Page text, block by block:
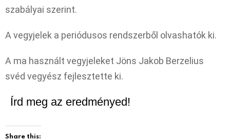
szabályai szerint.
A vegyjelek a periódusos rendszerből olvashatók ki.
A ma használt vegyjeleket Jöns Jakob Berzelius
svéd vegyész fejlesztette ki.
Írd meg az eredményed!
Share this: